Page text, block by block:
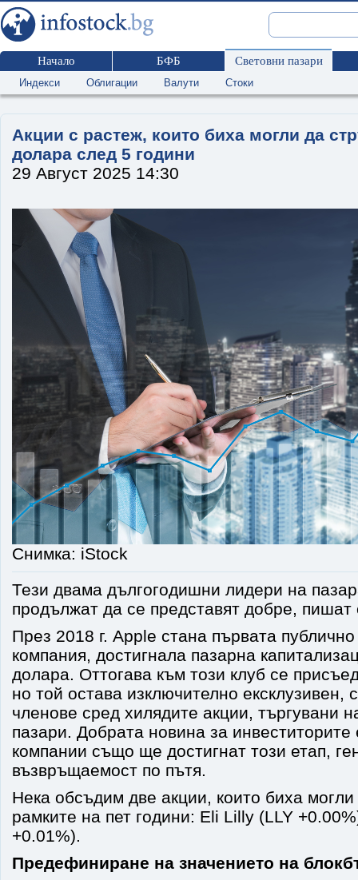
Начало БФБ Световни пазари
Индекси Облигации Валути Стоки
Акции с растеж, които биха могли да
долара след 5 години
29 Август 2025 14:30
Снимка: iStock
Тези двама дългогодишни лидери на
продължат да се представят добре,
През 2018 г. Apple стана първата
компания, достигнала пазарна
долара. Оттогава към този клуб се
но той остава изключително ексклузивен,
членове сред хилядите акции, търгувани
пазари. Добрата новина за инвеститорите
компании също ще достигнат този етап,
възвръщаемост по пътя.
Нека обсъдим две акции, които биха могли
рамките на пет години: Eli Lilly (LLY
+0.01%).
Предефиниране на значението на